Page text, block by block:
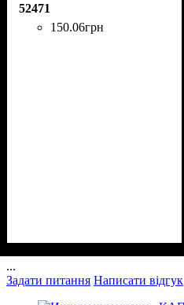
52471
150.06грн
...
Задати питання Написати відгук